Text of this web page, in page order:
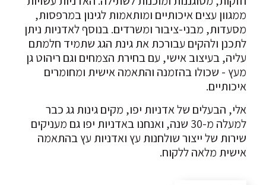
ממגוון עצים איכותיים ומותאמות לגינון במרפסות,
מסעדות, מבני-ציבור ומשרדים. בנוסף לאדניות ניתן
לתכנן ולהקים עבורכת את גינת הגג שתמיד חלמתם
עליה, בעיצוב אישי, עם בחירת הצמחים וגם ריהוט גן
מעץ - שכולו בהזמנה והתאמה אישית ומחומרים
איכותיים.
אלי, הבעלים של אדניות יפו, מקים גינות גג כבר
למעלה מ-30 שנה, ואנחנו באדניות יפו גם מעניקים
שירות של ייצור שולחנות עץ ואדניות עץ בהתאמה
אישית מלאה ללקוח.